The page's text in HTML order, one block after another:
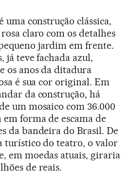
uma construção clássica,
claro com os detalhes
jardim em frente.
já teve fachada azul,
os anos da ditadura
é sua cor original. Em
da construção, há
um mosaico com 36.000
em forma de escama de
da bandeira do Brasil. De
turístico do teatro, o valor
em moedas atuais, giraria
de reais.